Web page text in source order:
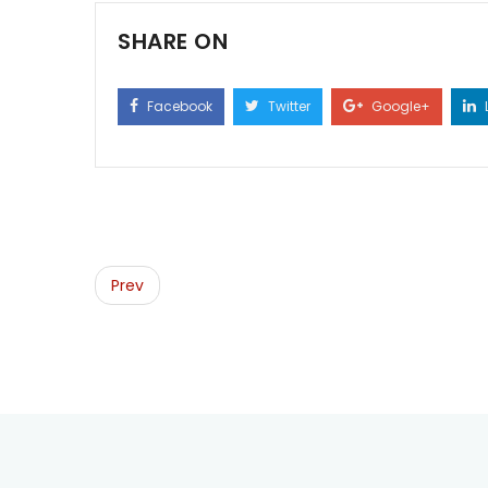
SHARE ON
Facebook Twitter Google+
Post
navigation
Prev